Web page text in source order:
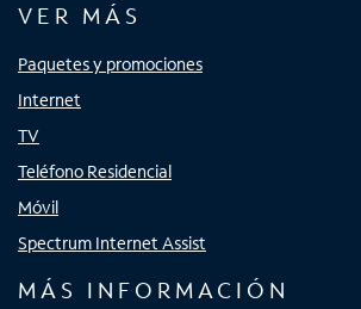
VER MÁS
Paquetes y promociones
Internet
TV
Teléfono Residencial
Móvil
Spectrum Internet Assist
MÁS INFORMACIÓN